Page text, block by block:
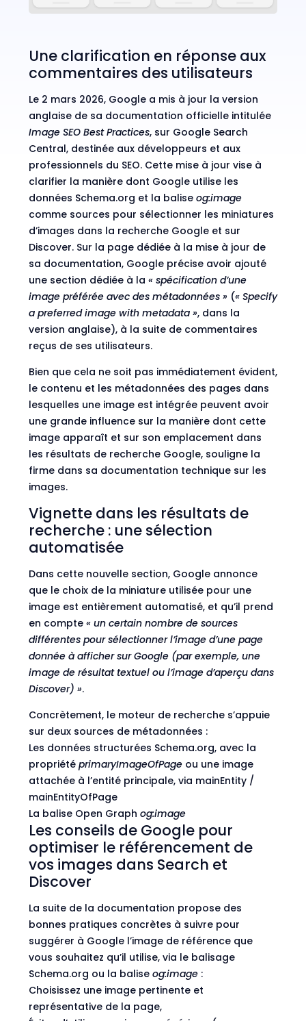
Une clarification en réponse aux
commentaires des utilisateurs
Le 2 mars 2026, Google a mis à jour la version
anglaise de sa documentation officielle intitulée
Image SEO Best Practices, sur Google Search
Central, destinée aux développeurs et aux
professionnels du SEO. Cette mise à jour vise à
clarifier la manière dont Google utilise les
données Schema.org et la balise og:image
comme sources pour sélectionner les miniatures
d’images dans la recherche Google et sur
Discover. Sur la page dédiée à la mise à jour de
sa documentation, Google précise avoir ajouté
une section dédiée à la « spécification d’une
image préférée avec des métadonnées » (« Specify
a preferred image with metadata », dans la
version anglaise), à la suite de commentaires
reçus de ses utilisateurs.
Bien que cela ne soit pas immédiatement évident,
le contenu et les métadonnées des pages dans
lesquelles une image est intégrée peuvent avoir
une grande influence sur la manière dont cette
image apparaît et sur son emplacement dans
les résultats de recherche Google, souligne la
firme dans sa documentation technique sur les
images.
Vignette dans les résultats de
recherche : une sélection
automatisée
Dans cette nouvelle section, Google annonce
que le choix de la miniature utilisée pour une
image est entièrement automatisé, et qu’il prend
en compte « un certain nombre de sources
différentes pour sélectionner l’image d’une page
donnée à afficher sur Google (par exemple, une
image de résultat textuel ou l’image d’aperçu dans
Discover) ».
Concrètement, le moteur de recherche s’appuie
sur deux sources de métadonnées :
Les données structurées Schema.org, avec la
propriété primaryImageOfPage ou une image
attachée à l’entité principale, via mainEntity /
mainEntityOfPage
La balise Open Graph og:image
Les conseils de Google pour
optimiser le référencement de
vos images dans Search et
Discover
La suite de la documentation propose des
bonnes pratiques concrètes à suivre pour
suggérer à Google l’image de référence que
vous souhaitez qu’il utilise, via le balisage
Schema.org ou la balise og:image :
Choisissez une image pertinente et
représentative de la page,